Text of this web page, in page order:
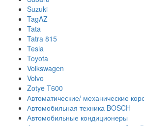
Suzuki
TagAZ
Tata
Tatra 815
Tesla
Toyota
Volkswagen
Volvo
Zotye T600
Автоматические/ механические
Автомобильная техника BOSCH
Автомобильные кондиционеры